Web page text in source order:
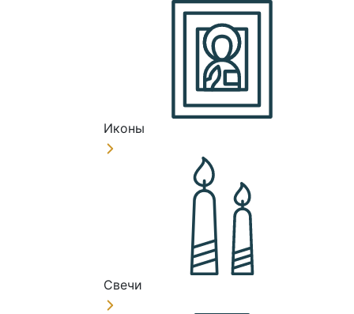
Иконы
Свечи